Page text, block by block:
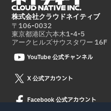
株式会社クラウドネイティブ
〒106-0032
東京都港区六本木1-4-5
アークヒルズサウスタワー 16F
YouTube 公式チャンネル
X 公式アカウント
Facebook 公式アカウント